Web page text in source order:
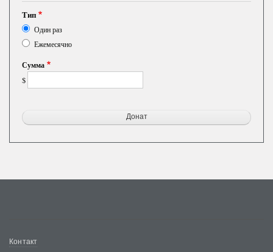
Тип
Один раз
Ежемесячно
Сумма
$
Меню
Контакт